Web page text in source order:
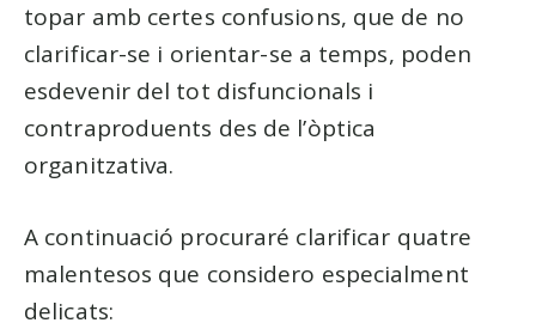
topar amb certes confusions, que de no
clarificar-se i orientar-se a temps, poden
esdevenir del tot disfuncionals i
contraproduents des de l’òptica
organitzativa.
A continuació procuraré clarificar quatre
malentesos que considero especialment
delicats: